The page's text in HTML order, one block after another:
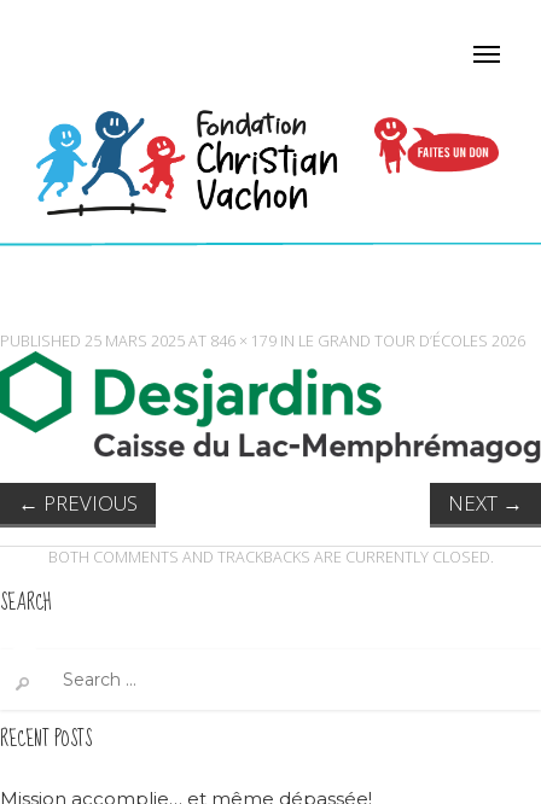
PUBLISHED 25 MARS 2025AT 846 × 179 IN LE GRAND TOUR D’ÉCOLES 2026
← PREVIOUS NEXT →
BOTH COMMENTS AND TRACKBACKS ARE CURRENTLY CLOSED.
SEARCH
for:
RECENT POSTS
Mission accomplie… et même dépassée!